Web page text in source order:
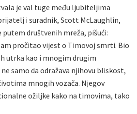
je val tuge među ljubiteljima
i suradnik, Scott McLaughlin,
društvenih mreža, pišući:
pročitao vijest o Timovoj smrti. Bio
utrka kao i mnogim drugim
samo da odražava njihovu bliskost,
mnogih vozača. Njegov
ožiljke kako na timovima, tako